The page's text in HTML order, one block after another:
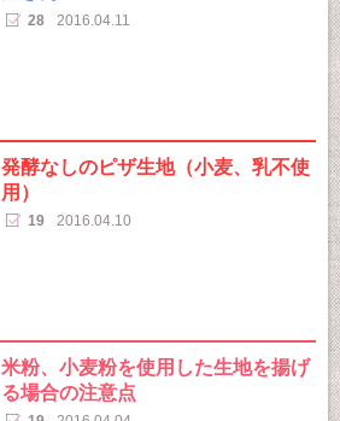
28 2016.04.11
発酵なしのピザ生地（小麦、乳不使
用）
19 2016.04.10
米粉、小麦粉を使用した生地を揚げ
る場合の注意点